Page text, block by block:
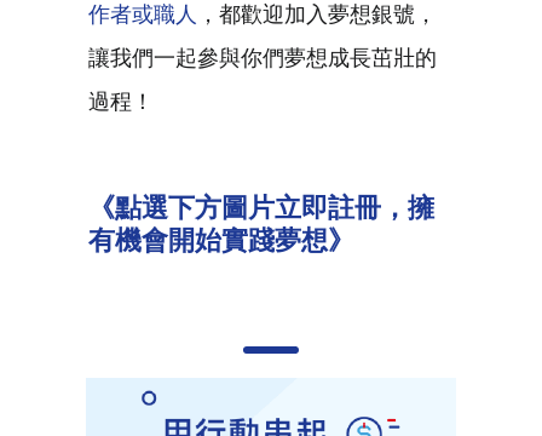
作者或職人 ，都歡迎加入夢想銀號，
讓我們一起參與你們夢想成長茁壯的
過程！
《點選下方圖片立即註冊，擁
有機會開始實踐夢想》